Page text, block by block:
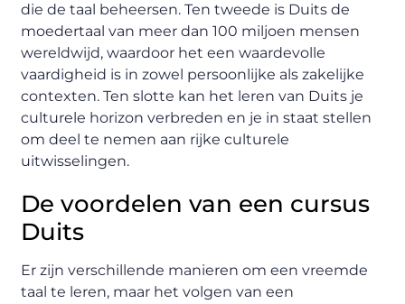
die de taal beheersen. Ten tweede is Duits de
moedertaal van meer dan 100 miljoen mensen
wereldwijd, waardoor het een waardevolle
vaardigheid is in zowel persoonlijke als zakelijke
contexten. Ten slotte kan het leren van Duits je
culturele horizon verbreden en je in staat stellen
om deel te nemen aan rijke culturele
uitwisselingen.
De voordelen van een cursus
Duits
Er zijn verschillende manieren om een vreemde
taal te leren, maar het volgen van een